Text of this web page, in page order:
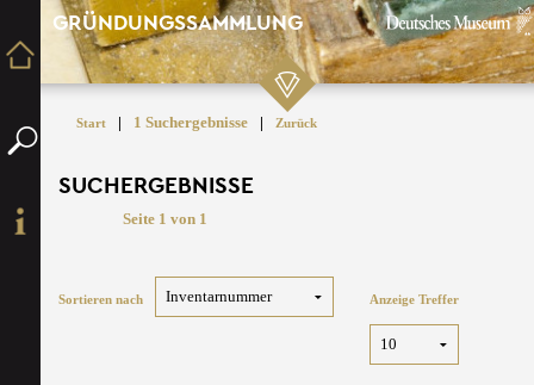
GRÜNDUNGSSAMMLUNG
Start | 1 Suchergebnisse | Zurück
SUCHERGEBNISSE
Seite 1 von 1
Sortieren nach Anzeige Treffer